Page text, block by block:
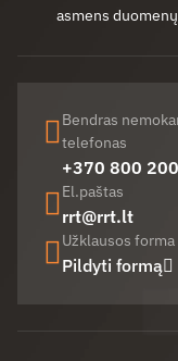
asmens
Bendras
telefonas
+370 800
El.paštas
rrt@rrt.lt
Užklausos forma
Pildyti formą